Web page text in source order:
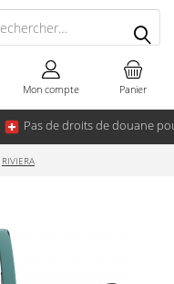
Pas de droits de douane
Panier
Mon compte
RIVIERA